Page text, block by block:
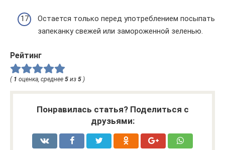
Остается только перед употреблением посыпать
запеканку свежей или замороженной зеленью.
Рейтинг
( 1 оценка, среднее 5 из 5 )
Понравилась статья? Поделиться с
друзьями: